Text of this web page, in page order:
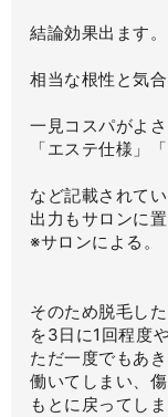
結論効果出ます。
相当な根性と気
一見コスパがよ
「エステ仕様」
など記載されて
出力もサロンに
※サロンによる。
そのため脱毛し
を3日に1回程度
ただ一度でもあ
働いてしまい、
もとに戻ってし